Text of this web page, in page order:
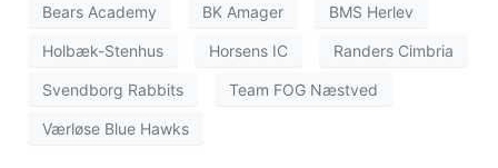
Bears Academy BK Amager BMS Herlev
Holbæk-Stenhus Horsens IC Randers Cimbria
Svendborg Rabbits Team FOG Næstved
Værløse Blue Hawks